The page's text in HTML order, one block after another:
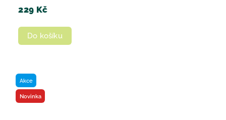
229 Kč
Do košíku
Akce
Novinka